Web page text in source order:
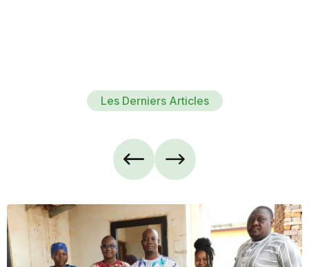
Les Derniers Articles